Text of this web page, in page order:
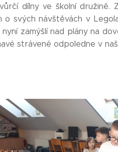
dílny ve školní družině.
svých návštěvách v
zamýšlí nad plány na
strávené odpoledne v